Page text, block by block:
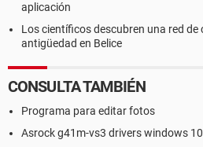
aplicación
Los científicos descubren una red de
antigüedad en Belice
CONSULTA TAMBIÉN
Programa para editar fotos
Asrock g41m-vs3 drivers windows 10